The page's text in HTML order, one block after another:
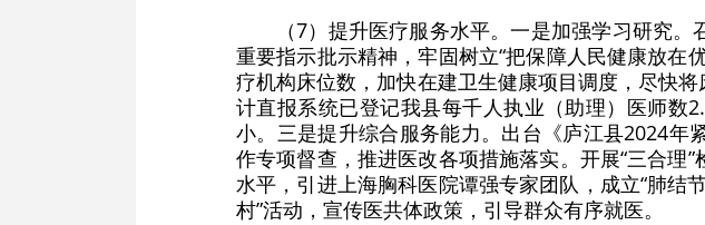
（7）提升医疗服务水平。一是加强学习研究
重要指示批示精神，牢固树立“把保障人民健康放在
疗机构床位数，加快在建卫生健康项目调度，尽快
计直报系统已登记我县每千人执业（助理）医师数
小。三是提升综合服务能力。出台《庐江县2024年
作专项督查，推进医改各项措施落实。开展“三合理
水平，引进上海胸科医院谭强专家团队，成立“肺结
村”活动，宣传医共体政策，引导群众有序就医。